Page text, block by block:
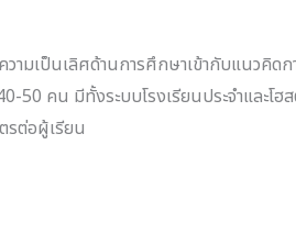
มเป็นเลิศด้านการศึกษาเข้ากับแนวคิดก
50 คน มีทั้งระบบโรงเรียนประจำและโฮ
รต่อผู้เรียน